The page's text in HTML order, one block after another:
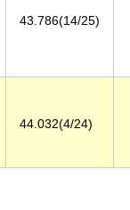
43.786(14/25)
44.032(4/24)